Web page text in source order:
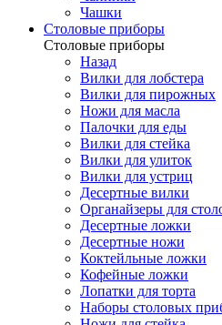
Чашки
Cтоловые приборы
Cтоловые приборы
Назад
Вилки для лобстера
Вилки для пирожных
Ножи для масла
Палочки для еды
Вилки для стейка
Вилки для улиток
Вилки для устриц
Десертные вилки
Органайзеры для
Десертные ложки
Десертные ножи
Коктейльные ложки
Кофейные ложки
Лопатки для торта
Наборы столовых